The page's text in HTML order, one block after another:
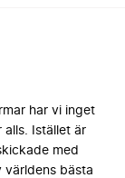
har vi inget
alls. Istället är
med
världens bästa